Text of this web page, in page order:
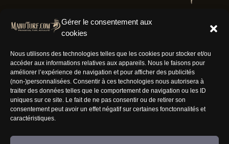
Gérer le consentement aux
cookies
Nous utilisons des technologies telles que les cookies pour stocker et/ou
accéder aux informations relatives aux appareils. Nous le faisons pour
améliorer l’expérience de navigation et pour afficher des publicités
(non-)personnalisées. Consentir à ces technologies nous autorisera à
traiter des données telles que le comportement de navigation ou les ID
uniques sur ce site. Le fait de ne pas consentir ou de retirer son
consentement peut avoir un effet négatif sur certaines fonctonnalités et
caractéristiques.
Informations
Nous rejoindre